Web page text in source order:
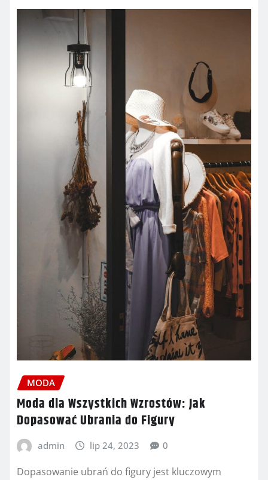
MODA
Moda dla Wszystkich Wzrostów: Jak
Dopasować Ubrania do Figury
admin lip 24, 2023 0
Dopasowanie ubrań do figury jest kluczowym